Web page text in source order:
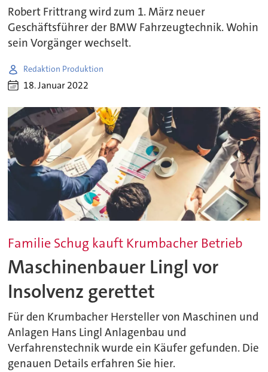
Robert Frittrang wird zum 1. März neuer
Geschäftsführer der BMW Fahrzeugtechnik. Wohin
sein Vorgänger wechselt.
Redaktion Produktion
18. Januar 2022
Familie Schug kauft Krumbacher Betrieb
Maschinenbauer Lingl vor
Insolvenz gerettet
Für den Krumbacher Hersteller von Maschinen und
Anlagen Hans Lingl Anlagenbau und
Verfahrenstechnik wurde ein Käufer gefunden. Die
genauen Details erfahren Sie hier.